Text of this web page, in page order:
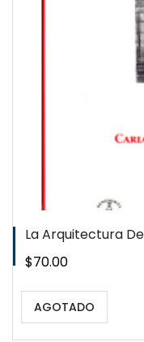
La Arquitectura
Precio
$70.00
AGOTADO